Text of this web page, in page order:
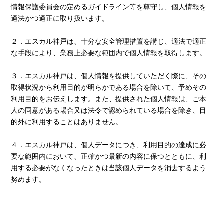
情報保護委員会の定めるガイドライン等を尊守し、個人情報を
適法かつ適正に取り扱います。
２．エスカル神戸は、十分な安全管理措置を講じ、適法で適正
な手段により、業務上必要な範囲内で個人情報を取得します。
３．エスカル神戸は、個人情報を提供していただく際に、その
取得状況から利用目的が明らかである場合を除いて、予めその
利用目的をお伝えします。また、提供された個人情報は、ご本
人の同意がある場合又は法令で認められている場合を除き、目
的外に利用することはありません。
４．エスカル神戸は、個人データにつき、利用目的の達成に必
要な範囲内において、正確かつ最新の内容に保つとともに、利
用する必要がなくなったときは当該個人データを消去するよう
努めます。